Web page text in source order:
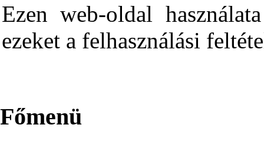
Ezen web-oldal
ezeket a felhasználási
Főmenü